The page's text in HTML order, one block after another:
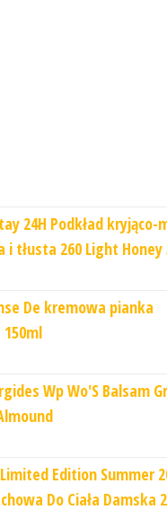
24H Podkład kryjąco-
i tłusta 260 Light Honey
De kremowa pianka
150ml
Wp Wo'S Balsam
Edition Summer
Do Ciała Damska